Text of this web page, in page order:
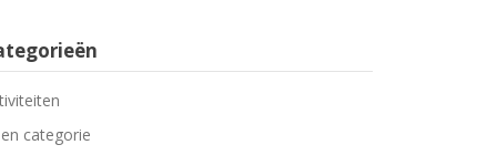
categorie